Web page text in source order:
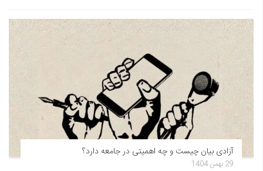
آزادی بیان چیست و چه اهمیتی در جامعه دارد؟
29 بهمن 1404